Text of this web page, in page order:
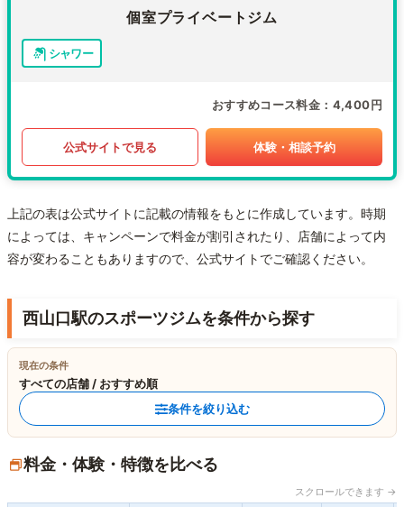
個室プライベートジム
シャワー
おすすめコース料金 4,400円
公式サイトで見る 体験・相談予約
上記の表は公式サイトに記載の情報をもとに作成しています。時期
によっては、キャンペーンで料金が割引されたり、店舗によって内
容が変わることもありますので、公式サイトでご確認ください。
西山口駅のスポーツジムを条件から探す
現在の条件
すべての店舗 / おすすめ順
条件を絞り込む
料金・体験・特徴を比べる
スクロールできます →